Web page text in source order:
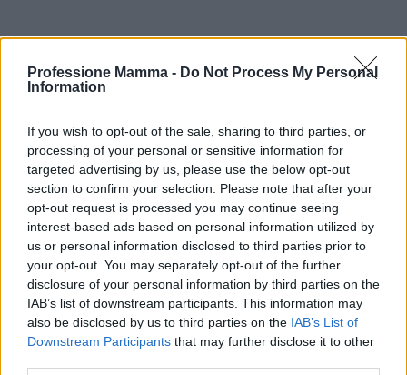
Professione Mamma - Do Not Process My Personal
Information
If you wish to opt-out of the sale, sharing to third parties, or
processing of your personal or sensitive information for
targeted advertising by us, please use the below opt-out
section to confirm your selection. Please note that after your
opt-out request is processed you may continue seeing
interest-based ads based on personal information utilized by
us or personal information disclosed to third parties prior to
your opt-out. You may separately opt-out of the further
disclosure of your personal information by third parties on the
IAB’s list of downstream participants. This information may
also be disclosed by us to third parties on the IAB’s List of
Downstream Participants that may further disclose it to other
Continua a leggere
NEWS E ATTUALITÀ